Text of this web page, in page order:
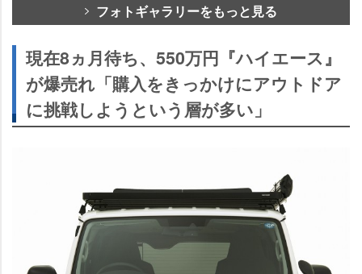
フォトギャラリーをもっと見る
現在8ヵ月待ち、550万円『ハイエース』
が爆売れ「購入をきっかけにアウトドア
に挑戦しようという層が多い」